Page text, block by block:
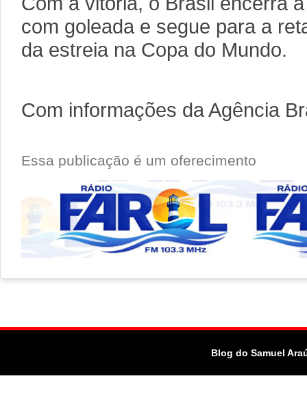
com goleada e segue para a
da estreia na Copa do Mundo.
Com informações da Agência
Essa publicação é um oferecimento
Blog do Samuel